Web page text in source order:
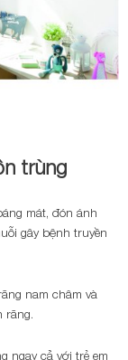
trùng
mát, đón ánh
gây bệnh truyền
nam châm và
răng.
ngay cả với trẻ em